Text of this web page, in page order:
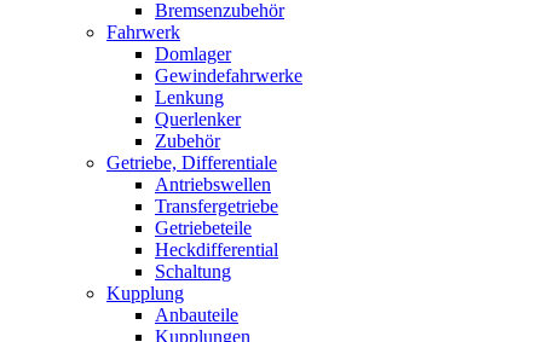
Bremsenzubehör
Fahrwerk
Domlager
Gewindefahrwerke
Lenkung
Querlenker
Zubehör
Getriebe, Differentiale
Antriebswellen
Transfergetriebe
Getriebeteile
Heckdifferential
Schaltung
Kupplung
Anbauteile
Kupplungen